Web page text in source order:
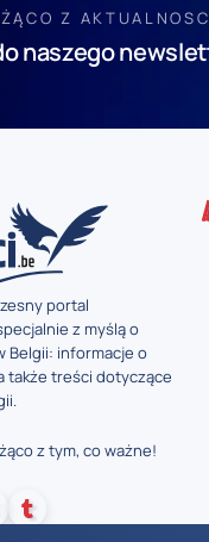
Z
naszego
portal
z myślą o
Belgii: informacje o
także treści dotyczące
z tym, co ważne!